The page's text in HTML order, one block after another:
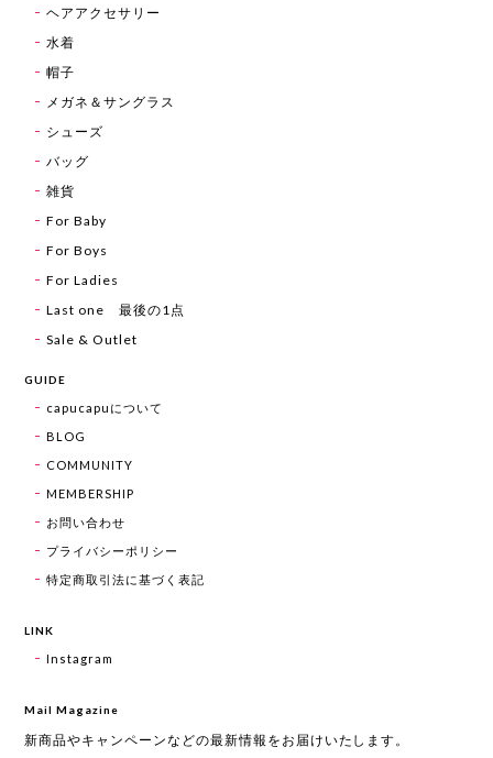
ヘアアクセサリー
水着
帽子
メガネ＆サングラス
シューズ
バッグ
雑貨
For Baby
For Boys
For Ladies
Last one 最後の1点
Sale & Outlet
GUIDE
capucapuについて
BLOG
COMMUNITY
MEMBERSHIP
お問い合わせ
プライバシーポリシー
特定商取引法に基づく表記
LINK
Instagram
Mail Magazine
新商品やキャンペーンなどの最新情報をお届けいたします。